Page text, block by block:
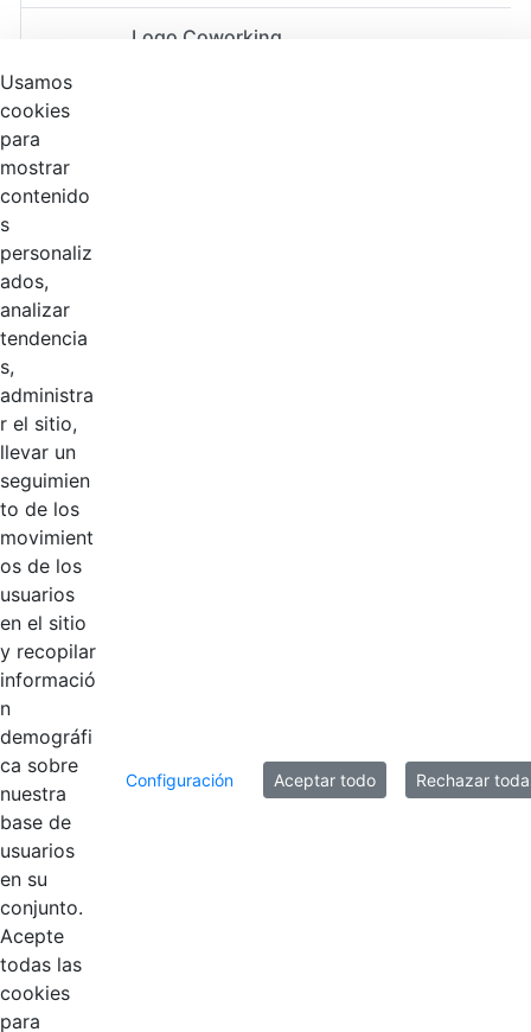
Logo Coworking
Mostrando el intervalo 121 - 180 de 349
resultados.
Usamos
cookies
para
mostrar
contenido
s
personaliz
ados,
analizar
tendencia
s,
administra
r el sitio,
llevar un
seguimien
to de los
movimient
os de los
usuarios
en el sitio
y recopilar
informació
n
demográfi
ca sobre
nuestra
base de
usuarios
en su
conjunto.
Acepte
todas las
cookies
para
Configuración Aceptar todo Rechazar